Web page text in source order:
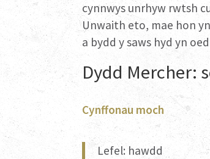
cynnwys unrhyw rwtsh
Unwaith eto, mae hon
a bydd y saws hyd yn
Dydd Mercher:
Cynffonau moch
Lefel: hawdd